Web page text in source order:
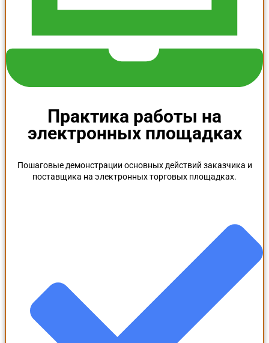
Практика работы на
электронных площадках
Пошаговые демонстрации основных действий заказчика и
поставщика на электронных торговых площадках.